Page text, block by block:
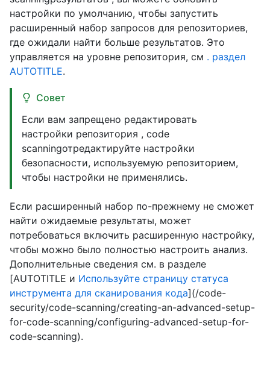
настройки по умолчанию, чтобы запустить
расширенный набор запросов для репозиториев,
где ожидали найти больше результатов. Это
управляется на уровне репозитория, см . раздел
AUTOTITLE.
Совет
Если вам запрещено редактировать
настройки репозитория , code
scanningотредактируйте настройки
безопасности, используемую репозиторием,
чтобы настройки не применялись.
Если расширенный набор по-прежнему не сможет
найти ожидаемые результаты, может
потребоваться включить расширенную настройку,
чтобы можно было полностью настроить анализ.
Дополнительные сведения см. в разделе
[AUTOTITLE и Используйте страницу статуса
инструмента для сканирования кода](/code-
security/code-scanning/creating-an-advanced-setup-
for-code-scanning/configuring-advanced-setup-for-
code-scanning).